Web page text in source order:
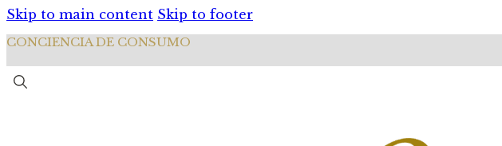
Skip to main content Skip to footer
CONCIENCIA DE CONSUMO